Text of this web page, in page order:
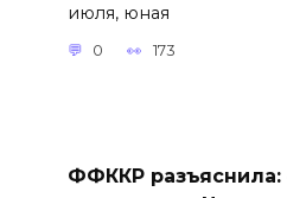
июля, юная
0 173
ФФККР разъяснила: